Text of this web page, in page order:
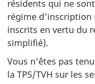
résidents qui ne
régime d'inscription
inscrits en vertu du
simplifié).
Vous n'êtes pas
la TPS/TVH sur les